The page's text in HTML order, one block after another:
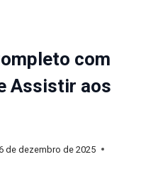
com
Assistir aos
de dezembro de 2025